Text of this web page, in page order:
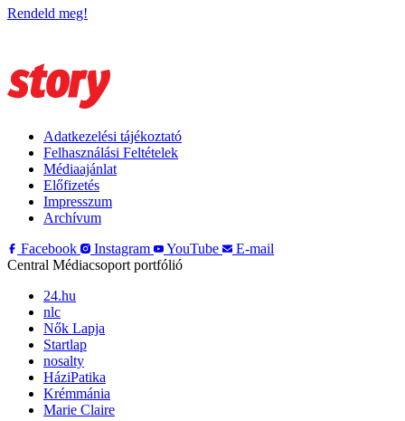
Rendeld meg!
Adatkezelési tájékoztató
Felhasználási Feltételek
Médiaajánlat
Előfizetés
Impresszum
Archívum
Facebook
Instagram YouTube
E-mail
Central Médiacsoport portfólió
24.hu
nlc
Nők Lapja
Startlap
nosalty
HáziPatika
Krémmánia
Marie Claire